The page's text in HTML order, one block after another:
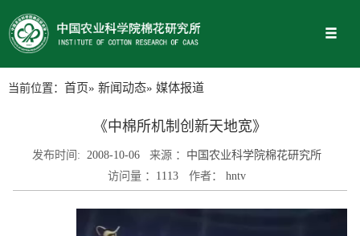
当前位置： 首页» 新闻动态» 媒体报道
《中棉所机制创新天地宽》
发布时间: 2008-10-06 来源 ： 中国农业科学院棉花研究所
访问量 ： 1113 作者： hntv